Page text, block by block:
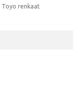
Toyo renkaat